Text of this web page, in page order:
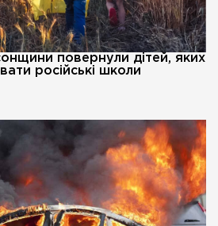
повернули дітей, яких
російські школи